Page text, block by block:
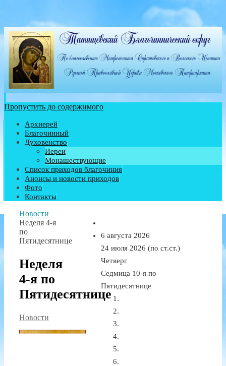
Пропустить до содержимого
Архиерей
Благочинный
Духовенство
Иереи
Монашествующие
Список приходов благочиния
Анонсы и новости приходов
Фото
Контакты
Новости
Неделя 4-я
по
Пятидесятнице
Неделя
4-я по
Пятидесятнице
Новости
6 августа 2026
24 июля 2026 (по ст.ст.)
Четверг
Седмица 10-я по
Пятидесятнице